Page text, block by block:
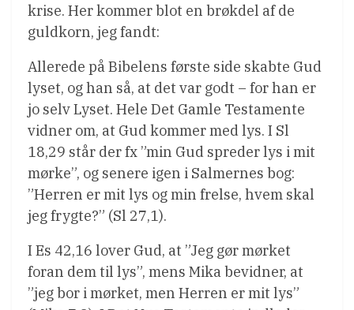
krise. Her kommer blot en brøkdel af de
guldkorn, jeg fandt:
Allerede på Bibelens første side skabte Gud
lyset, og han så, at det var godt – for han er
jo selv Lyset. Hele Det Gamle Testamente
vidner om, at Gud kommer med lys. I Sl
18,29 står der fx ”min Gud spreder lys i mit
mørke”, og senere igen i Salmernes bog:
”Herren er mit lys og min frelse, hvem skal
jeg frygte?” (Sl 27,1).
I Es 42,16 lover Gud, at ”Jeg gør mørket
foran dem til lys”, mens Mika bevidner, at
”jeg bor i mørket, men Herren er mit lys”